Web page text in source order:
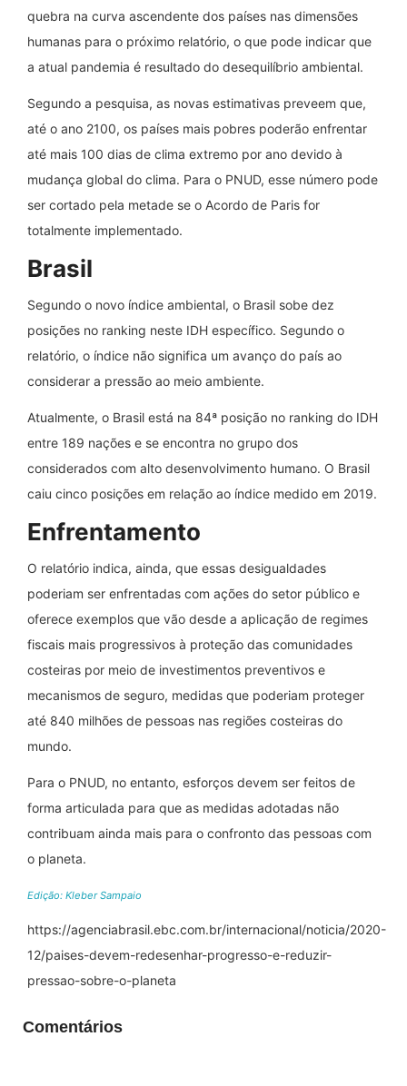
quebra na curva ascendente dos países nas dimensões
humanas para o próximo relatório, o que pode indicar que
a atual pandemia é resultado do desequilíbrio ambiental.
Segundo a pesquisa, as novas estimativas preveem que,
até o ano 2100, os países mais pobres poderão enfrentar
até mais 100 dias de clima extremo por ano devido à
mudança global do clima. Para o PNUD, esse número pode
ser cortado pela metade se o Acordo de Paris for
totalmente implementado.
Brasil
Segundo o novo índice ambiental, o Brasil sobe dez
posições no ranking neste IDH específico. Segundo o
relatório, o índice não significa um avanço do país ao
considerar a pressão ao meio ambiente.
Atualmente, o Brasil está na 84ª posição no ranking do IDH
entre 189 nações e se encontra no grupo dos
considerados com alto desenvolvimento humano. O Brasil
caiu cinco posições em relação ao índice medido em 2019.
Enfrentamento
O relatório indica, ainda, que essas desigualdades
poderiam ser enfrentadas com ações do setor público e
oferece exemplos que vão desde a aplicação de regimes
fiscais mais progressivos à proteção das comunidades
costeiras por meio de investimentos preventivos e
mecanismos de seguro, medidas que poderiam proteger
até 840 milhões de pessoas nas regiões costeiras do
mundo.
Para o PNUD, no entanto, esforços devem ser feitos de
forma articulada para que as medidas adotadas não
contribuam ainda mais para o confronto das pessoas com
o planeta.
Edição: Kleber Sampaio
https://agenciabrasil.ebc.com.br/internacional/noticia/2020-
12/paises-devem-redesenhar-progresso-e-reduzir-
pressao-sobre-o-planeta
Comentários